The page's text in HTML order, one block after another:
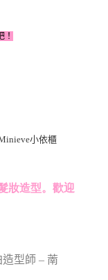
！
小依櫃
妝造型。 歡迎
造型師 – 萳